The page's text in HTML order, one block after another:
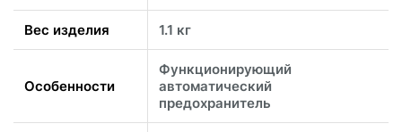
Вес изделия 1.1 кг
Особенности
Функционирующий
автоматический
предохранитель